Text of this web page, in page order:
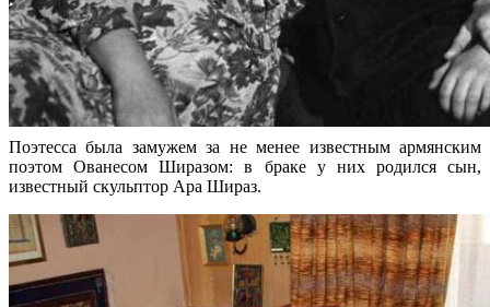
Поэтесса была замужем за не менее известным армянским
поэтом Ованесом Ширазом: в браке у них родился сын,
известный скульптор Ара Шираз.